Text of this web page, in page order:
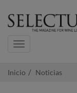
Navigation
Inicio Noticias